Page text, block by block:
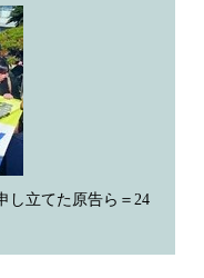
し立てた原告ら＝24